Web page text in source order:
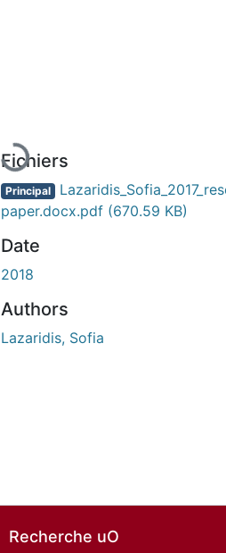
Fichiers
Principal
paper.docx.pdf (670.59 KB)
Date
2018
Authors
Lazaridis, Sofia
Recherche uO